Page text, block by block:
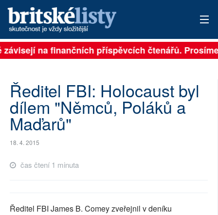
PŘIHLÁSIT
ARCHIV
ROZHOVORY
TÉMATA
NEJČTENĚJŠÍ ZA 7 DNÍ
PŘÍSPĚVKY NA PROVOZ
na finančních příspěvcích čtenářů.
Ředitel FBI: Holocaust byl
dílem "Němců, Poláků a
Maďarů"
18. 4. 2015
čas čtení 1 minuta
Ředitel FBI James B. Comey zveřejnil v deníku